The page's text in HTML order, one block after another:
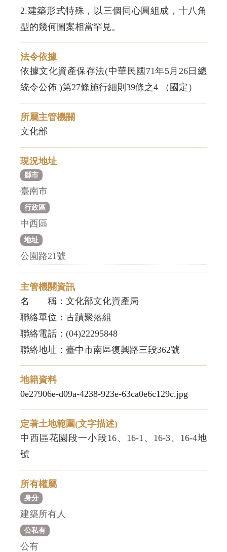
2.建築形式特殊，以三個同心圓組成，十八角
型的幾何圖案相當罕見。
法令依據
依據文化資產保存法(中華民國71年5月26日總
統令公佈 )第27條施行細則39條之4 （國定）
所屬主管機關
文化部
現況地址
縣市
臺南市
行政區
中西區
地址
公園路21號
主管機關資訊
名 稱：文化部文化資產局
聯絡單位：古蹟聚落組
聯絡電話：(04)22295848
聯絡地址：臺中市南區復興路三段362號
地籍資料
0e27906e-d09a-4238-923e-63ca0e6c129c.jpg
定著土地範圍(文字描述)
中西區花園段一小段16、16-1、16-3、16-4地
號
所有權屬
身分
建築所有人
公私有
公有